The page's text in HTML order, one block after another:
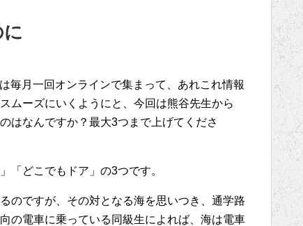
毎月一回オンラインで集まって、あれこれ情報
ムーズにいくようにと、今回は熊谷先生から
はなんですか？最大3つまで上げてくださ
「どこでもドア」の3つです。
のですが、その対となる海を思いつき、通学路
の電車に乗っている同級生によれば、海は電車